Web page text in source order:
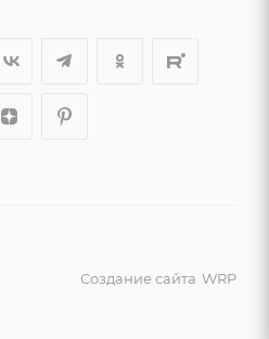
Создание сайта WRP